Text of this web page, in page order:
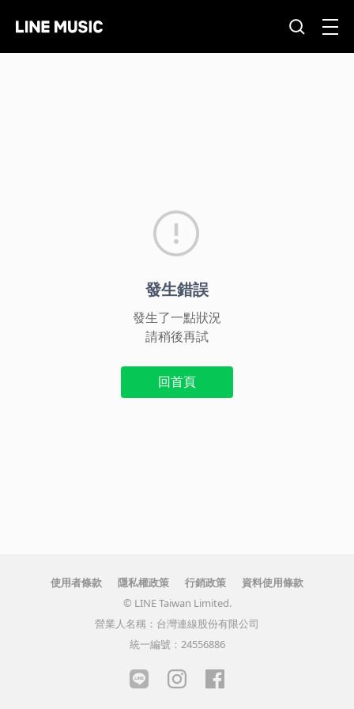
發生錯誤
發生了一點狀況
請稍後再試
回首頁
使用者條款 隱私權政策 行銷政策
資料使用條款
© LINE Taiwan Limited.
營業人名稱：台灣連線股份有限公司
統一編號：24556886